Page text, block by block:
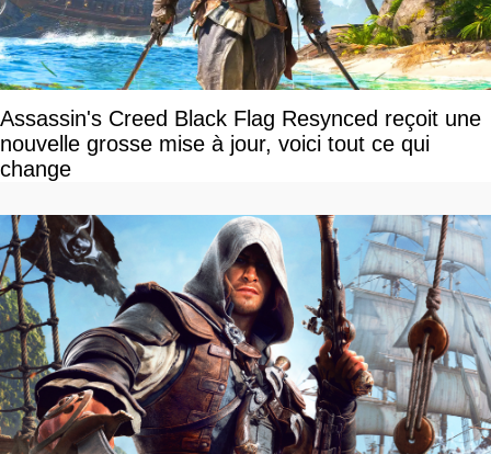
Assassin's Creed Black Flag Resynced reçoit une
nouvelle grosse mise à jour, voici tout ce qui
change